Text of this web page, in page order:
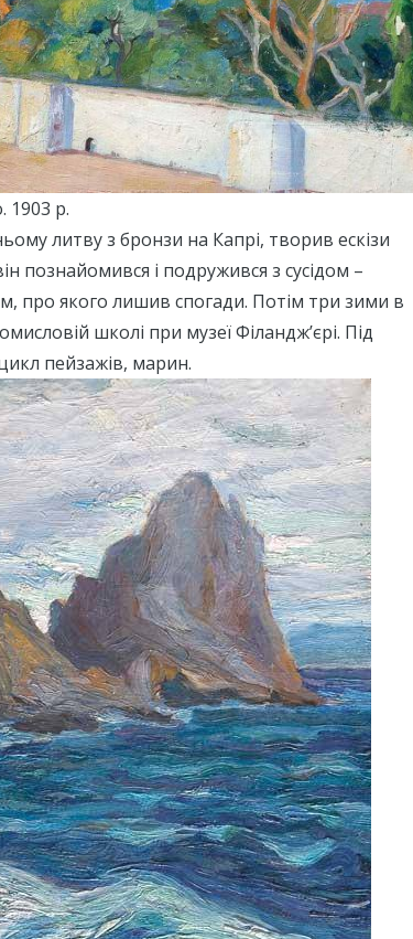
1903 р.
литву з бронзи на Капрі, творив ескізи
познайомився і подружився з сусідом –
про якого лишив спогади. Потім три зими в
школі при музеї Філандж’єрі. Під
пейзажів, марин.